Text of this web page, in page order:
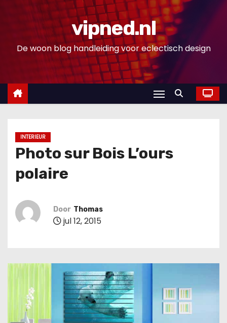
n
vipned.nl
De woon blog handleiding voor eclectisch design
INTERIEUR
Photo sur Bois L’ours
polaire
Door Thomas
jul 12, 2015